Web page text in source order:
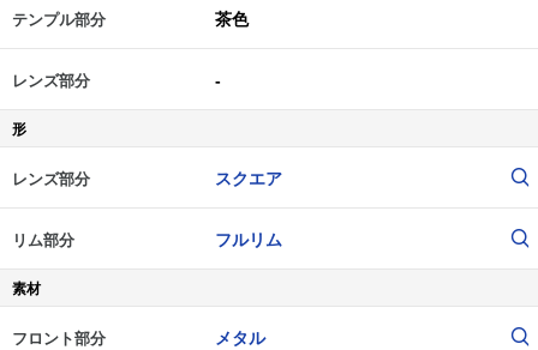
テンプル部分 茶色
レンズ部分 -
形
レンズ部分 スクエア
リム部分 フルリム
素材
フロント部分 メタル